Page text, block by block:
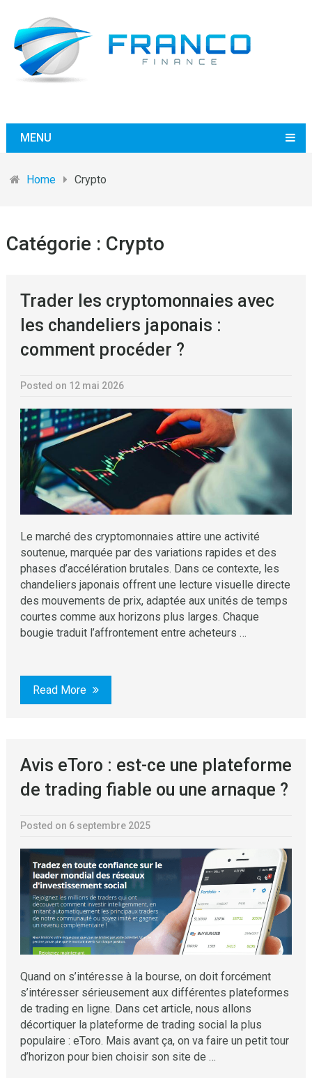
MENU
Home Crypto
Catégorie : Crypto
Trader les cryptomonnaies avec
les chandeliers japonais :
comment procéder ?
Posted on 12 mai 2026
Le marché des cryptomonnaies attire une activité
soutenue, marquée par des variations rapides et des
phases d’accélération brutales. Dans ce contexte, les
chandeliers japonais offrent une lecture visuelle directe
des mouvements de prix, adaptée aux unités de temps
courtes comme aux horizons plus larges. Chaque
bougie traduit l’affrontement entre acheteurs …
Read More
Avis eToro : est-ce une plateforme
de trading fiable ou une arnaque ?
Posted on 6 septembre 2025
Quand on s’intéresse à la bourse, on doit forcément
s’intéresser sérieusement aux différentes plateformes
de trading en ligne. Dans cet article, nous allons
décortiquer la plateforme de trading social la plus
populaire : eToro. Mais avant ça, on va faire un petit tour
d’horizon pour bien choisir son site de …